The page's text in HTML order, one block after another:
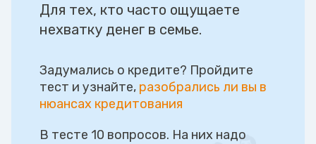
Для тех, кто часто ощущаете
нехватку денег в семье.
Задумались о кредите? Пройдите
тест и узнайте, разобрались ли вы в
нюансах кредитования
В тесте 10 вопросов. На них надо